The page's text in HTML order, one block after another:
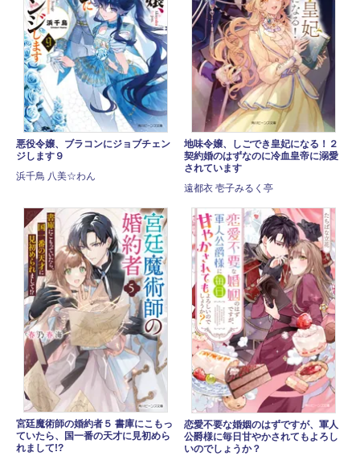
悪役令嬢、ブラコンにジョブチェン
ジします９
浜千鳥 八美☆わん
地味令嬢、しごでき皇妃になる！２
契約婚のはずなのに冷血皇帝に溺愛
されています
遠都衣 壱子みるく亭
宮廷魔術師の婚約者５ 書庫にこもっ
ていたら、国一番の天才に見初めら
れまして!?
恋愛不要な婚姻のはずですが、軍人
公爵様に毎日甘やかされてもよろし
いのでしょうか？